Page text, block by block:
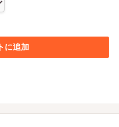
に追加